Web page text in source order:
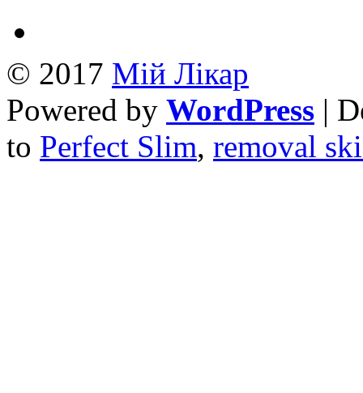
© 2017 Mій Лікар
Powered by WordPress |
to Perfect Slim, removal